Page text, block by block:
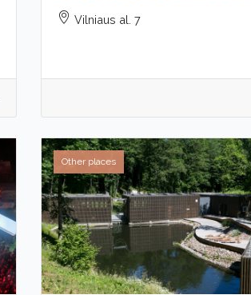
Vilniaus al. 7
Other places